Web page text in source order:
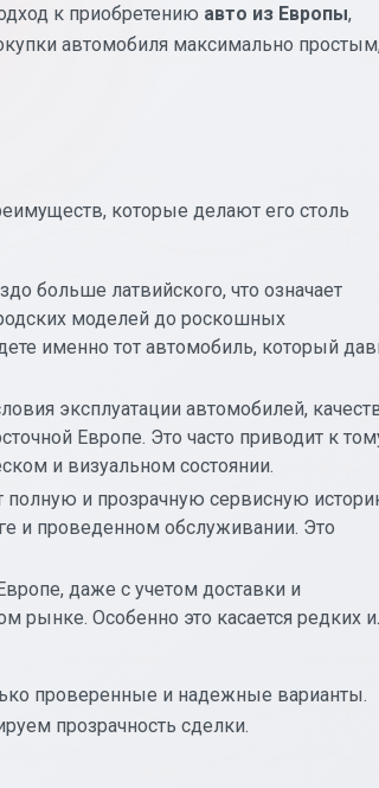
к приобретению авто из Европы,
автомобиля максимально
которые делают его столь
больше латвийского, что означает
моделей до роскошных
именно тот автомобиль, который
эксплуатации автомобилей,
Европе. Это часто приводит к
и визуальном состоянии.
и прозрачную сервисную
и проведенном обслуживании. Это
даже с учетом доставки и
рынке. Особенно это касается редких
проверенные и надежные варианты.
прозрачность сделки.